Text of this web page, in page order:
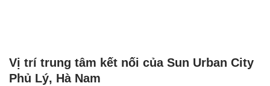
Vị trí trung tâm kết nối của Sun Urban City
Phủ Lý, Hà Nam